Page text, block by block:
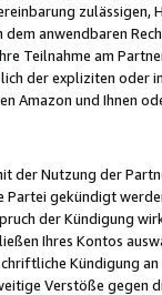
anwendbaren
Teilnahme am
der expliziten
Amazon und Ihnen
Nutzung der
gekündigt
der Kündigung
Ihres Kontos
Kündigung
Verstöße